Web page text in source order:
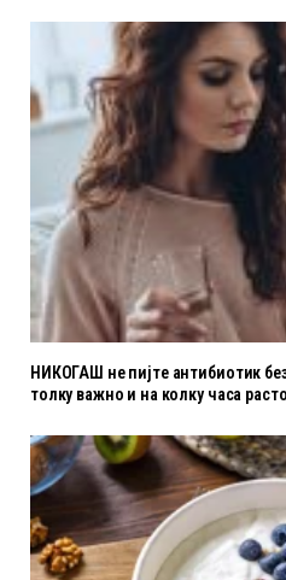
НИКОГАШ не пијте антибиотик
толку важно и на колку часа